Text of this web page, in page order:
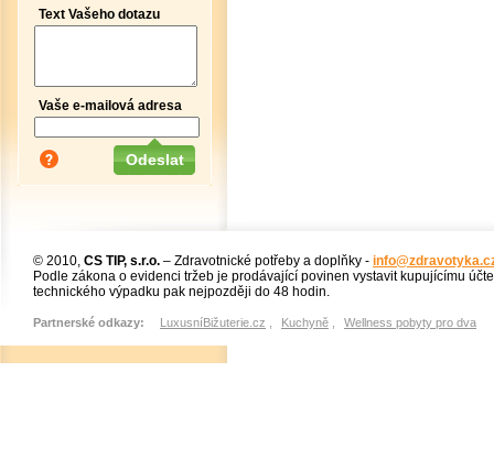
Text Vašeho dotazu
Vaše e-mailová adresa
© 2010, CS TIP, s.r.o. – Zdravotnické potřeby a doplňky -
Podle zákona o evidenci tržeb je prodávající povinen vystavit kupujícímu
technického výpadku pak nejpozději do 48 hodin.
Partnerské odkazy: LuxusníBižuterie.cz Kuchyně Wellness pobyty pro dva